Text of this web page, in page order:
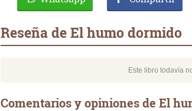
Reseña de El humo dormido
Este libro todavía
Comentarios y opiniones de El